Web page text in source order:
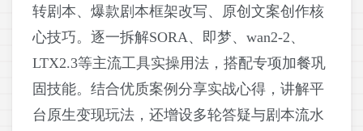
转剧本、爆款剧本框架改写、原创文案创作核
心技巧。逐一拆解SORA、即梦、wan2-2、
LTX2.3等主流工具实操用法，搭配专项加餐巩
固技能。结合优质案例分享实战心得，讲解平
台原生变现玩法，还增设多轮答疑与剧本流水